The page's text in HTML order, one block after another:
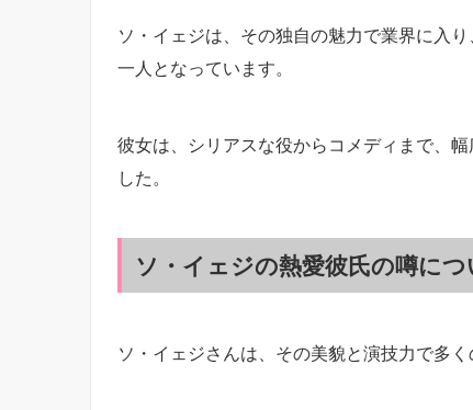
ソ・イェジは、その独自の魅力で業界に入
一人となっています。
彼女は、シリアスな役からコメディまで、
した。
ソ・イェジの熱愛彼氏の噂につ
ソ・イェジさんは、その美貌と演技力で多